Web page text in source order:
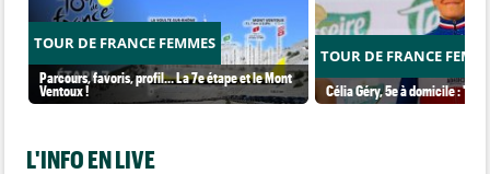
TOUR DE FRANCE FEMMES
Parcours, favoris, profil… La 7e étape et le Mont
Ventoux !
TOUR DE FRANCE
Célia Géry, 5e à domicile :
L'INFO EN LIVE